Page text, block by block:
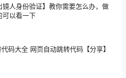
镜人身份验证】教你需要怎么办，做
可以看一下
码大全 网页自动跳转代码【分享】